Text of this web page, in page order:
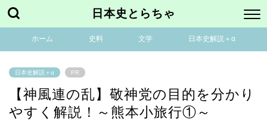
日本史とらちゃ
ホーム 史料 文学 日本史解説＋α
日本史解説＋α PR
【神風連の乱】敬神党の目的を分かり
やすく解説！～熊本小旅行①～